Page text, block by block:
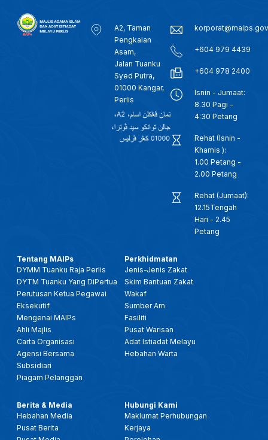
A2, Taman
Pengkalan
Asam,
Jalan Tuanku
Syed Putra,
01000 Kangar,
Perlis
+604 979 4439
+604 978 2400
Isnin - Jumaat:
8.30 Pagi -
4:30 Petang
Rehat (Isnin -
Khamis ):
1.00 Petang -
2.00 Petang
Rehat (Jumaat):
12.15Tengah
Hari - 2.45
Petang
Tentang MAIPs
DYMM Tuanku Raja Perlis
DYTM Tuanku Yang DiPertua
Perutusan Ketua Pegawai
Eksekutif
Mengenai MAIPs
Ahli Majlis
Carta Organisasi
Agensi Bersama
Subsidiari
Piagam Pelanggan
Perkhidmatan
Jenis-Jenis Zakat
Skim Bantuan Zakat
Wakaf
Sumber Am
Fasiliti
Pusat Warisan
Adat Istiadat Melayu
Hebahan Warta
Berita & Media
Hebahan Media
Pusat Berita
Hubungi Kami
Maklumat Perhubungan
Kerjaya